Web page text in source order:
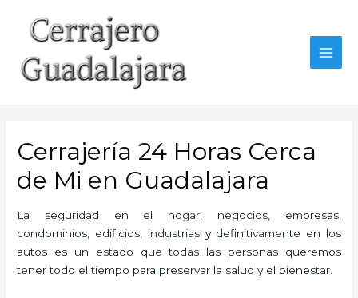
contenido
Cerrajería 24 Horas Cerca
de Mi en Guadalajara
La seguridad en el hogar, negocios, empresas,
condominios, edificios, industrias y definitivamente en los
autos es un estado que todas las personas queremos
tener todo el tiempo para preservar la salud y el bienestar.